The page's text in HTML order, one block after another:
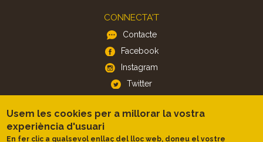
CONNECTA'T
Contacte
Facebook
Instagram
Twitter
APP
iOS
Usem les cookies per a millorar la vostra
experiència d'usuari
En fer clic a qualsevol enllaç del lloc web, doneu el vostre